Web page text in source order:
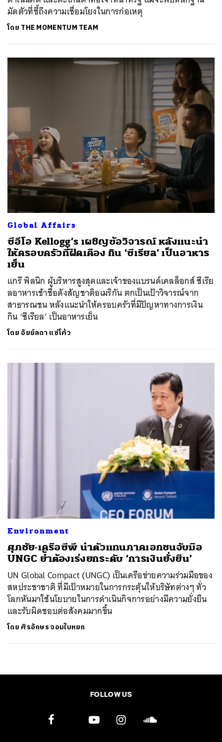
มัดตัวที่ชี้ถึงความเชื่อมโยงในการก่อเหตุ
โดย THE MOMENTUM TEAM
Global Affairs
ซีอีโอ Kellogg’s เผชิญข้อวิจารณ์ หลังแนะนำ
ให้ครอบครัวที่ฝืดเคือง กิน ‘ซีเรียล’ เป็นอาหาร
เย็น
แกรี พิลนิก ผู้บริหารสูงสุดและเจ้าของแบรนด์เคลล็อกส์ ซีเรีย
ลอาหารเช้าชื่อดังสัญชาติอเมริกัน ตกเป็นเป้าวิจารณ์จาก
สาธารณชน หลังแนะนำให้ครอบครัวที่มีปัญหาทางการเงิน
กิน ‘ซีเรียล’ เป็นอาหารเย็น
โดย อัยย์ลดา แซ่โค้ว
Environment
ศุภชัย-เครือซีพี นำตัวแทนภาคเอกชนจับมือ
UNGC ย้ำต้องเร่งยกระดับ ‘การเงินยั่งยืน’
UN Global Compact (UNGC) เป็นเครือข่ายความร่วมมือของ
สหประชาชาติ ที่มีเป้าหมายในการกระตุ้นให้บริษัทต่างๆ ทั่ว
โลกหันมาใช้นโยบายในการดำเนินกิจการอย่างมีความยั่งยืน
และรับผิดชอบต่อสังคมมากขึ้น
โดย ศิรอักษร จอมใบหยก
FOLLOW US
ค้นหา
SHARE TWEET LINE EMAIL